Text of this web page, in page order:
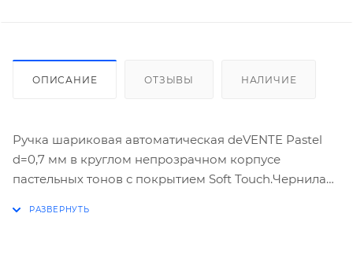
ОПИСАНИЕ ОТЗЫВЫ НАЛИЧИЕ
Ручка шариковая автоматическая deVENTE Pastel
d=0,7 мм в круглом непрозрачном корпусе
пастельных тонов с покрытием Soft Touch.Чернила